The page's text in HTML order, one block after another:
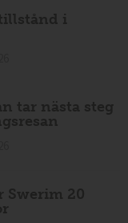
i
tar nästa steg
Swerim 20